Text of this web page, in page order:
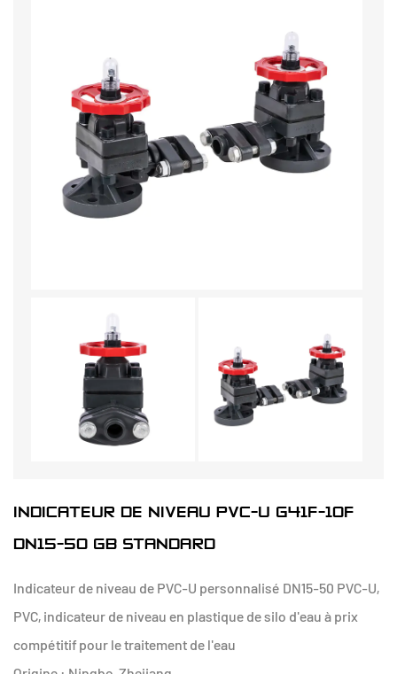
INDICATEUR DE NIVEAU PVC-U G41F-10F
DN15-50 GB STANDARD
Indicateur de niveau de PVC-U personnalisé DN15-50 PVC-U,
PVC, indicateur de niveau en plastique de silo d'eau à prix
compétitif pour le traitement de l'eau